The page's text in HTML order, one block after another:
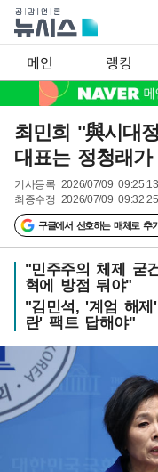
메인 랭킹
최민희 "與시대
대표는 정청래
기사등록 2026/07/09 09:25:13
최종수정 2026/07/09 09:32:25
구글에서 선호하는 매체로 추
"민주주의 체제 굳
혁에 방점 둬야"
"김민석, '계엄 해
란' 팩트 답해야"